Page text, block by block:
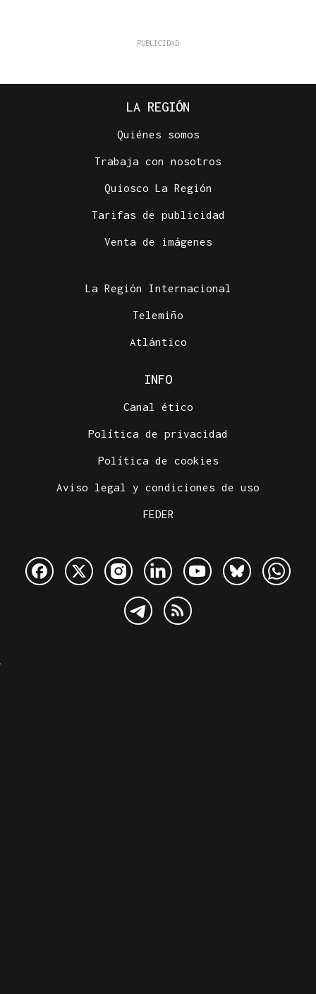
LA REGIÓN
Quiénes somos
Trabaja con nosotros
Quiosco La Región
Tarifas de publicidad
Venta de imágenes
La Región Internacional
Telemiño
Atlántico
INFO
Canal ético
Política de privacidad
Política de cookies
Aviso legal y condiciones de uso
FEDER